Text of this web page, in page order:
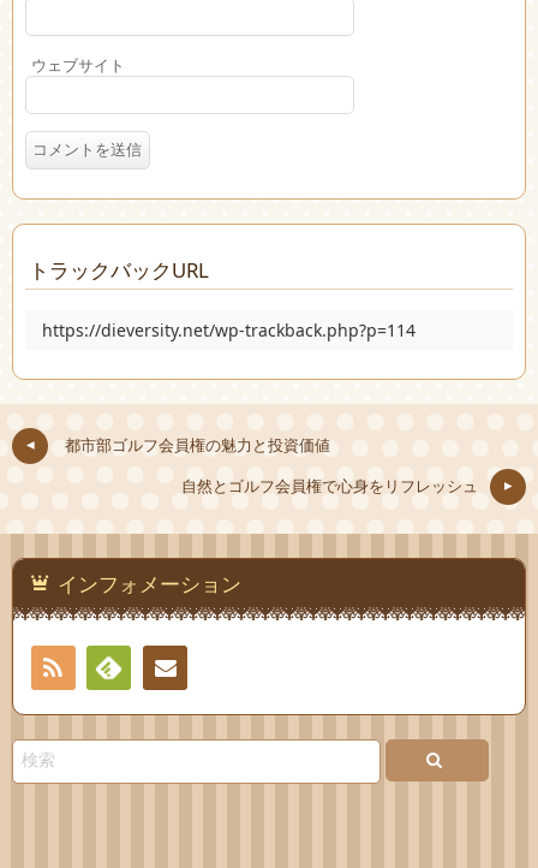
ウェブサイト
トラックバックURL
https://dieversity.net/wp-trackback.php?p=114
都市部ゴルフ会員権の魅力と投資価値
自然とゴルフ会員権で心身をリフレッシュ
インフォメーション
RSS
Feedlyお問